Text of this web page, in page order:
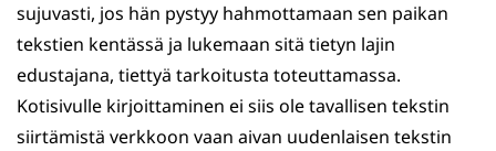
sujuvasti, jos hän pystyy hahmottamaan sen paikan
tekstien kentässä ja lukemaan sitä tietyn lajin
edustajana, tiettyä tarkoitusta toteuttamassa.
Kotisivulle kirjoittaminen ei siis ole tavallisen tekstin
siirtämistä verkkoon vaan aivan uudenlaisen tekstin